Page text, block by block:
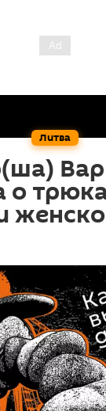
Литва
о